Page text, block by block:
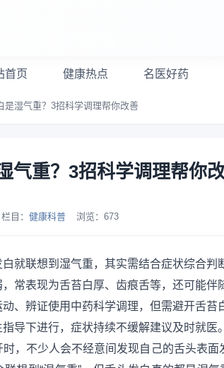
首页 健康热点 名医好药
是湿气重？3招科学调理帮你改善
气重？3招科学调理帮你
栏目： 健康科普 浏览： 673
白就联想到湿气重，其实需结合症状综合
常表现为舌苔白厚、齿痕舌等，还可能
、辨证使用中药科学调理，但需避开舌
导下进行，症状持续不缓解建议及时就医。
，不少人会不经意间发现自己的舌头表